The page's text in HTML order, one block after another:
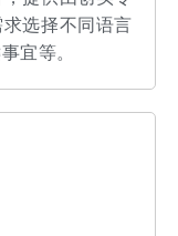
选择不同语言
宜等。